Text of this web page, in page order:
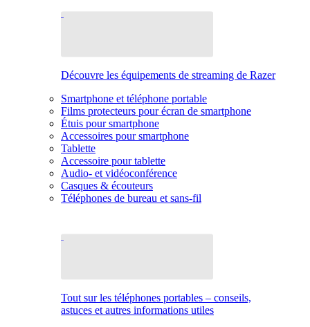
Découvre les équipements de streaming de Razer
Smartphone et téléphone portable
Films protecteurs pour écran de smartphone
Étuis pour smartphone
Accessoires pour smartphone
Tablette
Accessoire pour tablette
Audio- et vidéoconférence
Casques & écouteurs
Téléphones de bureau et sans-fil
Tout sur les téléphones portables – conseils,
astuces et autres informations utiles